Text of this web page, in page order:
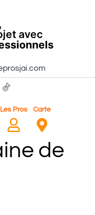
avec
Les Pros Carte
de